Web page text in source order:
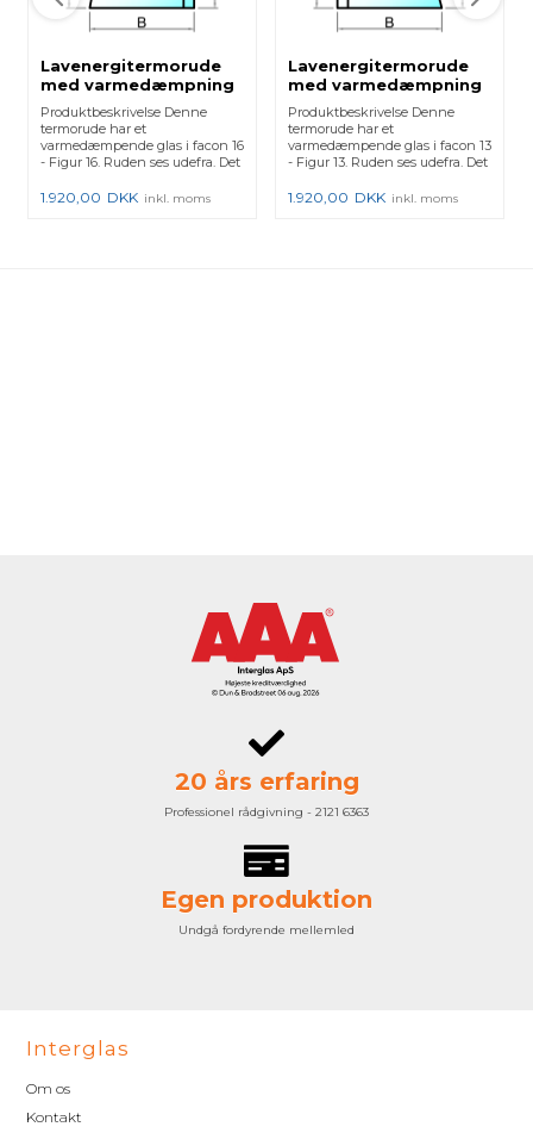
Lavenergitermorude
med varmedæmpning
- Figur 16
Produktbeskrivelse Denne
termorude har et
varmedæmpende glas i facon 16
- Figur 16. Ruden ses udefra. Det
1.920,00 DKK inkl. moms
Lavenergitermorude
med varmedæmpning
- Figur 13
Produktbeskrivelse Denne
termorude har et
varmedæmpende glas i facon 13
- Figur 13. Ruden ses udefra. Det
1.920,00 DKK inkl. moms
20 års erfaring
Professionel rådgivning - 2121 6363
Egen produktion
Undgå fordyrende mellemled
Interglas
Om os
Kontakt